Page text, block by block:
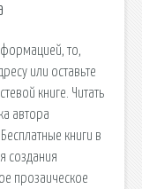
то,
или оставьте
книге. Читать
автора
книги в
создания
прозаическое